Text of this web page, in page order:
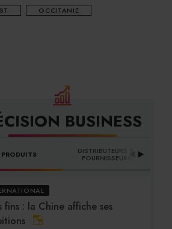
OCCITANIE
BUSINESS
PRODUITS DISTRIBUTEURS &
FOURNISSEURS
fins : la Chine affiche ses